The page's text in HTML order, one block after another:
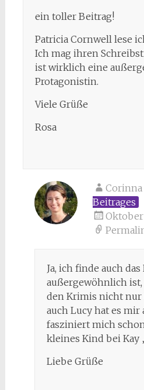
ein toller Beitrag!
Patricia Cornwell lese
Ich mag ihren
ist wirklich eine
Protagonistin.
Viele Grüße
Rosa
Corinna
Beitrages
Oktober
Ja, ich finde auch
außergewöhnlich ist,
den Krimis nicht nur
auch Lucy hat es mir
fasziniert mich
kleines Kind bei Kay
Liebe Grüße